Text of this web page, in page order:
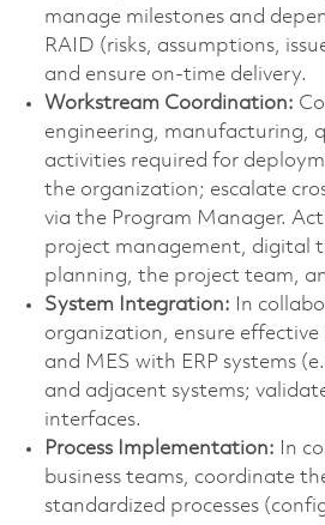
manage milestones and
RAID (risks, assumptions,
and ensure on-time delivery.
Workstream Coordination:
engineering, manufacturing,
activities required for
the organization; escalate
via the Program Manager.
project management, digital
planning, the project team,
System Integration: In
organization, ensure
and MES with ERP systems
and adjacent systems;
interfaces.
Process Implementation:
In
business teams, coordinate
standardized processes